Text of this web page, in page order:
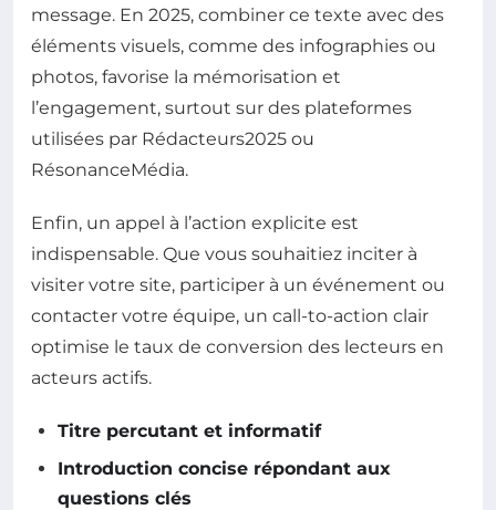
message. En 2025, combiner ce texte avec des
éléments visuels, comme des infographies ou
photos, favorise la mémorisation et
l’engagement, surtout sur des plateformes
utilisées par Rédacteurs2025 ou
RésonanceMédia.
Enfin, un appel à l’action explicite est
indispensable. Que vous souhaitiez inciter à
visiter votre site, participer à un événement ou
contacter votre équipe, un call-to-action clair
optimise le taux de conversion des lecteurs en
acteurs actifs.
Titre percutant et informatif
Introduction concise répondant aux
questions clés